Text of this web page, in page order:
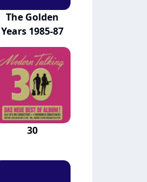
The Golden
Years 1985-87
30